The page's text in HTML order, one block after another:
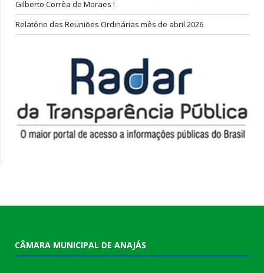
Gilberto Corrêa de Moraes !
Relatório das Reuniões Ordinárias mês de abril 2026
CÂMARA MUNICIPAL DE ANAJÁS